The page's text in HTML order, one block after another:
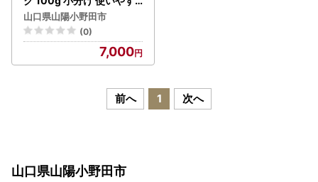
い きくらげ 乾燥 小分け 乾
物 保存食 低カロリー 料理
ご当地 グルメ 食品 山口県
山陽小野田 F6L-650
山口県山陽小野田市
(0)
7,000
前へ 1 次へ
山口県山陽小野田市